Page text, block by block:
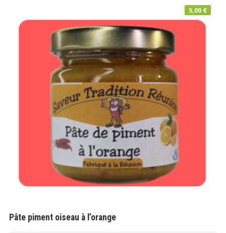
Pâte piment oiseau à l’orange
5,00 €